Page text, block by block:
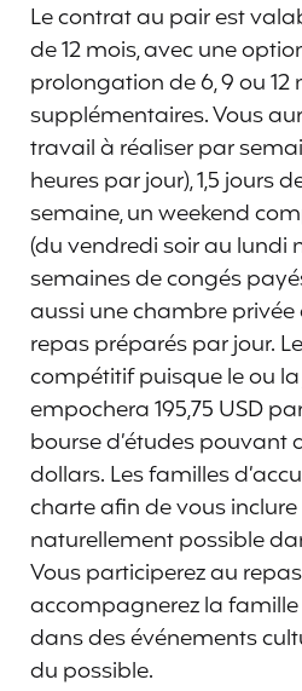
Le contrat au pair est
de 12 mois, avec une
prolongation de 6, 9 ou 12
supplémentaires. Vous
travail à réaliser par
heures par jour), 1,5 jours
semaine, un weekend
(du vendredi soir au lundi
semaines de congés
aussi une chambre
repas préparés par jour.
compétitif puisque le ou
empochera 195,75 USD
bourse d’études pouvant
dollars. Les familles
charte afin de vous
naturellement possible
Vous participerez au
accompagnerez la
dans des événements
du possible.